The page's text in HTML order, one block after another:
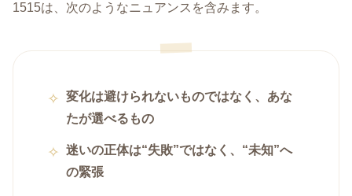
1515は、次のようなニュアンスを含みます。
変化は避けられないものではなく、あな
たが選べるもの
迷いの正体は“失敗”ではなく、“未知”へ
の緊張